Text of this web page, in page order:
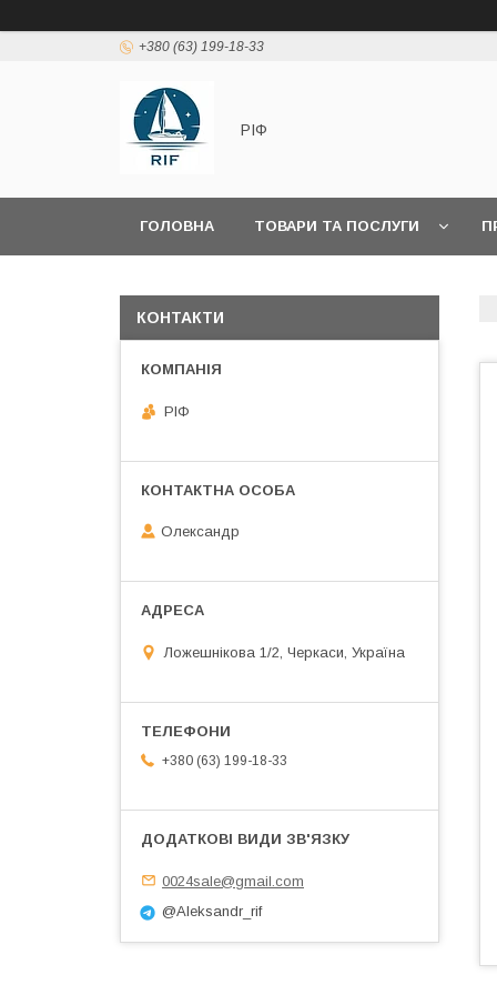
+380 (63) 199-18-33
РІФ
ГОЛОВНА ТОВАРИ ТА ПОСЛУГИ
КОНТАКТИ
РІФ
Олександр
Ложешнікова 1/2, Черкаси, Україна
+380 (63) 199-18-33
0024sale@gmail.com
@Aleksandr_rif